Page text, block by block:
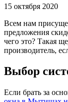
15 октября 2020
Всем нам
предложения
чего это? Такая
производитель,
Выбор
Если брать за